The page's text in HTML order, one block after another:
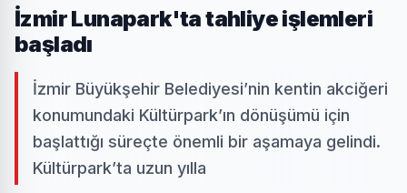
İzmir Lunapark'ta tahliye işlemleri
başladı
İzmir Büyükşehir Belediyesi’nin kentin akciğeri
konumundaki Kültürpark’ın dönüşümü için
başlattığı süreçte önemli bir aşamaya gelindi.
Kültürpark’ta uzun yılla